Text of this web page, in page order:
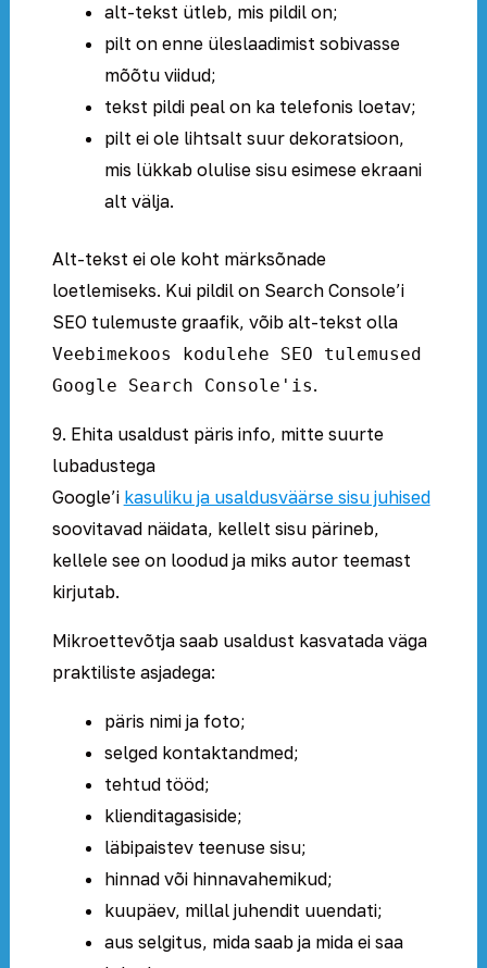
alt-tekst ütleb, mis pildil on;
pilt on enne üleslaadimist sobivasse
mõõtu viidud;
tekst pildi peal on ka telefonis loetav;
pilt ei ole lihtsalt suur dekoratsioon,
mis lükkab olulise sisu esimese ekraani
alt välja.
Alt-tekst ei ole koht märksõnade
loetlemiseks. Kui pildil on Search Console’i
SEO tulemuste graafik, võib alt-tekst olla
Veebimekoos kodulehe SEO tulemused
Google Search Console'is.
9. Ehita usaldust päris info, mitte suurte
lubadustega
Google’i kasuliku ja usaldusväärse sisu juhised
soovitavad näidata, kellelt sisu pärineb,
kellele see on loodud ja miks autor teemast
kirjutab.
Mikroettevõtja saab usaldust kasvatada väga
praktiliste asjadega:
päris nimi ja foto;
selged kontaktandmed;
tehtud tööd;
klienditagasiside;
läbipaistev teenuse sisu;
hinnad või hinnavahemikud;
kuupäev, millal juhendit uuendati;
aus selgitus, mida saab ja mida ei saa